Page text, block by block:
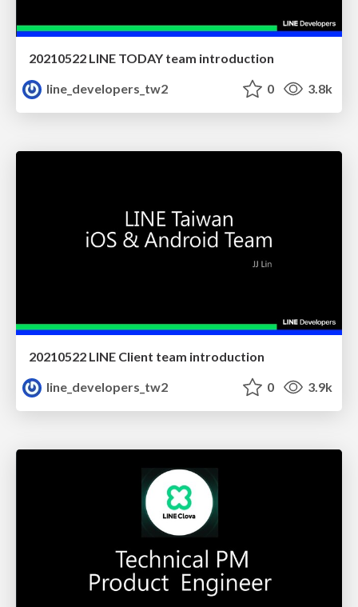
20210522 LINE TODAY team introduction
line_developers_tw2
0 3.8k
20210522 LINE Client team introduction
line_developers_tw2
0 3.9k